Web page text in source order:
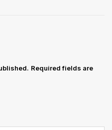
Required fields are